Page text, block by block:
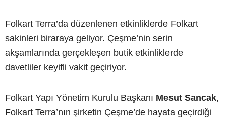
Folkart Terra’da düzenlenen etkinliklerde Folkart
sakinleri biraraya geliyor. Çeşme’nin serin
akşamlarında gerçekleşen butik etkinliklerde
davetliler keyifli vakit geçiriyor.
Folkart Yapı Yönetim Kurulu Başkanı Mesut Sancak,
Folkart Terra’nın şirketin Çeşme’de hayata geçirdiği